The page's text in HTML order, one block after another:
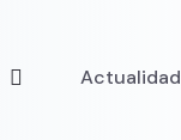
Actualidad